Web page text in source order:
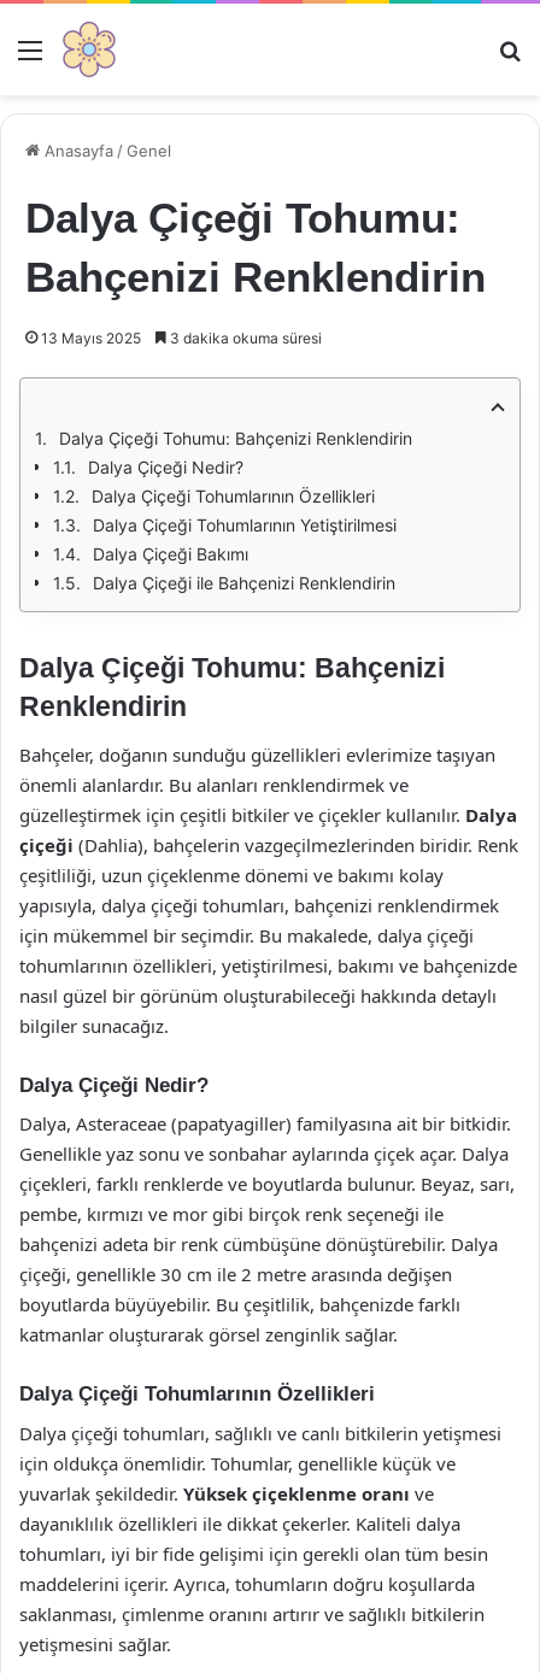
Menü
Anasayfa /Genel
Dalya Çiçeği Tohumu:
Bahçenizi Renklendirin
13 Mayıs 2025 3 dakika okuma süresi
Dalya Çiçeği Tohumu: Bahçenizi Renklendirin
Dalya Çiçeği Nedir?
Dalya Çiçeği Tohumlarının Özellikleri
Dalya Çiçeği Tohumlarının Yetiştirilmesi
Dalya Çiçeği Bakımı
Dalya Çiçeği ile Bahçenizi Renklendirin
Dalya Çiçeği Tohumu: Bahçenizi
Renklendirin
Bahçeler, doğanın sunduğu güzellikleri evlerimize taşıyan
önemli alanlardır. Bu alanları renklendirmek ve
güzelleştirmek için çeşitli bitkiler ve çiçekler kullanılır. Dalya
çiçeği (Dahlia), bahçelerin vazgeçilmezlerinden biridir. Renk
çeşitliliği, uzun çiçeklenme dönemi ve bakımı kolay
yapısıyla, dalya çiçeği tohumları, bahçenizi renklendirmek
için mükemmel bir seçimdir. Bu makalede, dalya çiçeği
tohumlarının özellikleri, yetiştirilmesi, bakımı ve bahçenizde
nasıl güzel bir görünüm oluşturabileceği hakkında detaylı
bilgiler sunacağız.
Dalya Çiçeği Nedir?
Dalya, Asteraceae (papatyagiller) familyasına ait bir bitkidir.
Genellikle yaz sonu ve sonbahar aylarında çiçek açar. Dalya
çiçekleri, farklı renklerde ve boyutlarda bulunur. Beyaz, sarı,
pembe, kırmızı ve mor gibi birçok renk seçeneği ile
bahçenizi adeta bir renk cümbüşüne dönüştürebilir. Dalya
çiçeği, genellikle 30 cm ile 2 metre arasında değişen
boyutlarda büyüyebilir. Bu çeşitlilik, bahçenizde farklı
katmanlar oluşturarak görsel zenginlik sağlar.
Dalya Çiçeği Tohumlarının Özellikleri
Dalya çiçeği tohumları, sağlıklı ve canlı bitkilerin yetişmesi
için oldukça önemlidir. Tohumlar, genellikle küçük ve
yuvarlak şekildedir. Yüksek çiçeklenme oranı ve
dayanıklılık özellikleri ile dikkat çekerler. Kaliteli dalya
tohumları, iyi bir fide gelişimi için gerekli olan tüm besin
maddelerini içerir. Ayrıca, tohumların doğru koşullarda
saklanması, çimlenme oranını artırır ve sağlıklı bitkilerin
yetişmesini sağlar.